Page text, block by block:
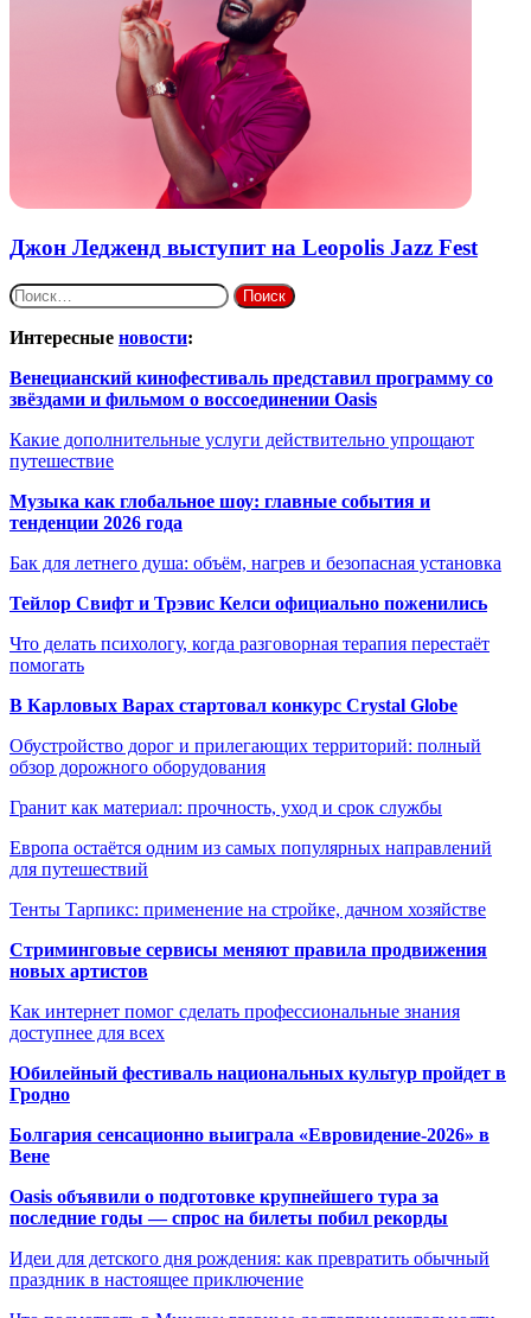
Джон Ледженд выступит на Leopolis Jazz Fest
Найти:
Интересные новости:
Венецианский кинофестиваль представил программу со
звёздами и фильмом о воссоединении Oasis
Какие дополнительные услуги действительно упрощают
путешествие
Музыка как глобальное шоу: главные события и
тенденции 2026 года
Бак для летнего душа: объём, нагрев и безопасная установка
Тейлор Свифт и Трэвис Келси официально поженились
Что делать психологу, когда разговорная терапия перестаёт
помогать
В Карловых Варах стартовал конкурс Crystal Globe
Обустройство дорог и прилегающих территорий: полный
обзор дорожного оборудования
Гранит как материал: прочность, уход и срок службы
Европа остаётся одним из самых популярных направлений
для путешествий
Тенты Тарпикс: применение на стройке, дачном хозяйстве
Стриминговые сервисы меняют правила продвижения
новых артистов
Как интернет помог сделать профессиональные знания
доступнее для всех
Юбилейный фестиваль национальных культур пройдет в
Гродно
Болгария сенсационно выиграла «Евровидение-2026» в
Вене
Oasis объявили о подготовке крупнейшего тура за
последние годы — спрос на билеты побил рекорды
Идеи для детского дня рождения: как превратить обычный
праздник в настоящее приключение